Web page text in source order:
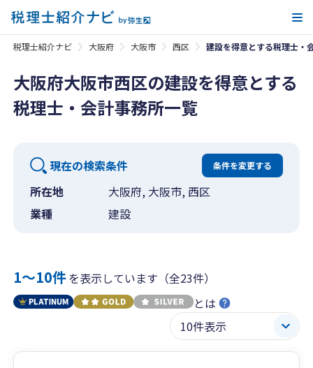
税理士紹介ナビ 大阪府 大阪市 西区 建設を得意とする税理士・
大阪府大阪市西区の建設を得意とする
税理士・会計事務所一覧
現在の検索条件 条件を変更する
所在地
大阪府, 大阪市, 西区
業種
建設
1〜10件を表示しています（全23件）
とは